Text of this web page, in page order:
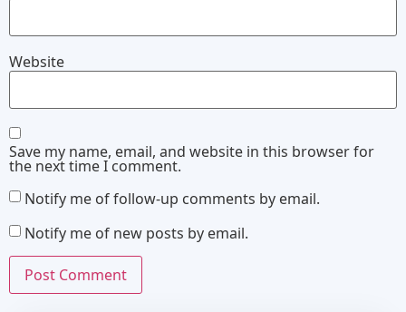
Website
Save my name, email, and website in this browser for
the next time I comment.
Notify me of follow-up comments by email.
Notify me of new posts by email.